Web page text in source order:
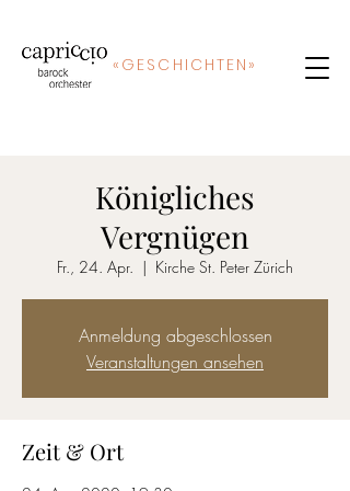
« GESCHICHTEN»
Königliches
Vergnügen
Fr., 24. Apr.
  |
Kirche St. Peter Zürich
Anmeldung abgeschlossen
Veranstaltungen ansehen
Zeit & Ort